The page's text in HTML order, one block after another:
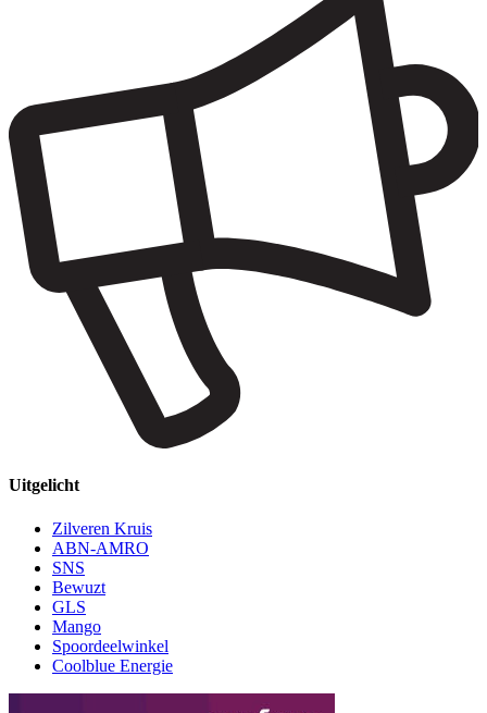
Uitgelicht
Zilveren Kruis
ABN-AMRO
SNS
Bewuzt
GLS
Mango
Spoordeelwinkel
Coolblue Energie